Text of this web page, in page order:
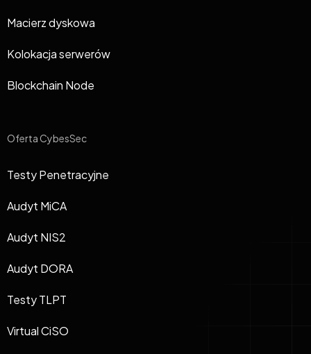
Macierz dyskowa
Kolokacja serwerów
Blockchain Node
Oferta CybesSec
Testy Penetracyjne
Audyt MiCA
Audyt NIS2
Audyt DORA
Testy TLPT
Virtual CiSO